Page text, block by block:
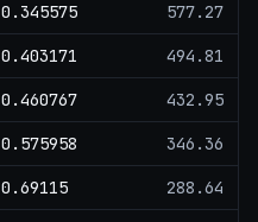
0.345575 577.27
0.403171 494.81
0.460767 432.95
0.575958 346.36
0.69115 288.64